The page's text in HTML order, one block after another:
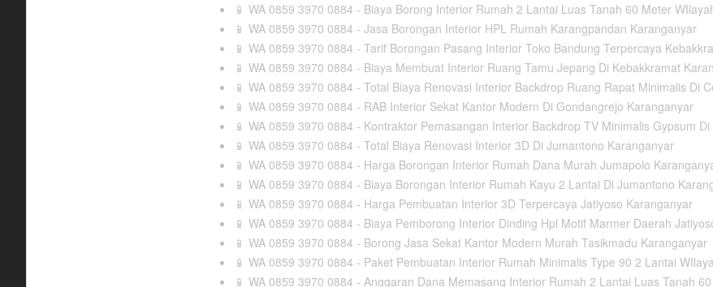
📱 WA 0859 3970 0884 - Biaya Borong Interior Rumah 2 Lantai Luas Tanah 60 Meter
📱 WA 0859 3970 0884 - Jasa Borongan Interior HPL Rumah Karangpandan Karanganyar
📱 WA 0859 3970 0884 - Tarif Borongan Pasang Interior Toko Bandung Terpercaya
📱 WA 0859 3970 0884 - Biaya Membuat Interior Ruang Tamu Jepang Di Kebakkramat
📱 WA 0859 3970 0884 - Total Biaya Renovasi Interior Backdrop Ruang Rapat Minimalis Di
📱 WA 0859 3970 0884 - RAB Interior Sekat Kantor Modern Di Gondangrejo Karanganyar
📱 WA 0859 3970 0884 - Kontraktor Pemasangan Interior Backdrop TV Minimalis Gypsum
📱 WA 0859 3970 0884 - Total Biaya Renovasi Interior 3D Di Jumantono Karanganyar
📱 WA 0859 3970 0884 - Harga Borongan Interior Rumah Dana Murah Jumapolo
📱 WA 0859 3970 0884 - Biaya Borongan Interior Rumah Kayu 2 Lantai Di Jumantono
📱 WA 0859 3970 0884 - Harga Pembuatan Interior 3D Terpercaya Jatiyoso Karanganyar
📱 WA 0859 3970 0884 - Biaya Pemborong Interior Dinding Hpl Motif Marmer Daerah
📱 WA 0859 3970 0884 - Borong Jasa Sekat Kantor Modern Murah Tasikmadu Karanganyar
📱 WA 0859 3970 0884 - Paket Pembuatan Interior Rumah Minimalis Type 90 2 Lantai
📱 WA 0859 3970 0884 - Anggaran Dana Memasang Interior Rumah 2 Lantai Luas Tanah